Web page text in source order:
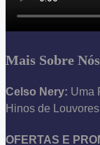
Mais Sobre Nós
Celso Nery: Uma
Hinos de
OFERTAS E